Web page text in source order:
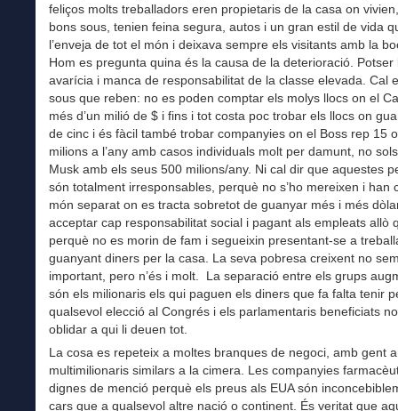
feliços molts treballadors eren propietaris de la casa on
bons sous, tenien feina segura, autos i un gran estil de vida
l’enveja de tot el món i deixava sempre els visitants amb la
Hom es pregunta quina és la causa de la deterioració. Potser
avarícia i manca de responsabilitat de la classe elevada. Cal
sous que reben: no es poden comptar els molys llocs on el
més d’un milió de $ i fins i tot costa poc trobar els llocs on
de cinc i és fàcil també trobar companyies on el Boss rep 15
milions a l’any amb casos individuals molt per damunt, no
Musk amb els seus 500 milions/any. Ni cal dir que aquestes
són totalment irresponsables, perquè no s’ho mereixen i han
món separat on es tracta sobretot de guanyar més i més
acceptar cap responsabilitat social i pagant als empleats allò
perquè no es morin de fam i segueixin presentant-se a
guanyant diners per la casa. La seva pobresa creixent no
important, pero n’és i molt. La separació entre els grups
són els milionaris els qui paguen els diners que fa falta tenir
qualsevol elecció al Congrés i els parlamentaris beneficiats
oblidar a qui li deuen tot.
La cosa es repeteix a moltes branques de negoci, amb gent
multimilionaris similars a la cimera. Les companyies
dignes de menció perquè els preus als EUA són
cars que a qualsevol altre nació o continent. És veritat que